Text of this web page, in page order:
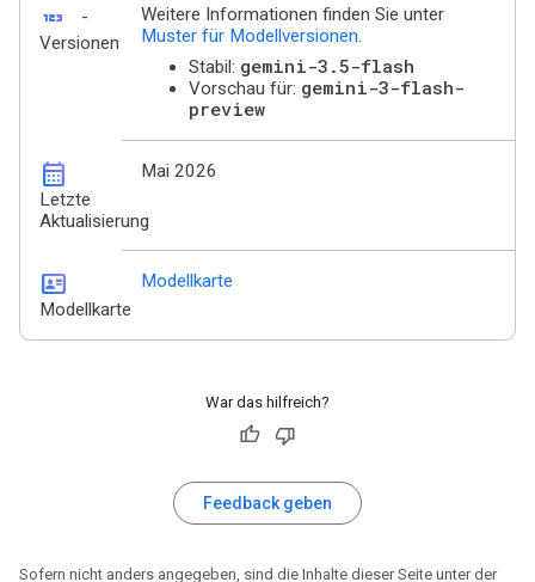
123
-
Versionen
Weitere Informationen finden Sie unter
Muster für Modellversionen.
Stabil: gemini-3.5-flash
Vorschau für: gemini-3-flash-
preview
calendar_month
Letzte
Aktualisierung
Mai 2026
id_card
Modellkarte
Modellkarte
War das hilfreich?
Feedback geben
Sofern nicht anders angegeben, sind die Inhalte dieser Seite unter der